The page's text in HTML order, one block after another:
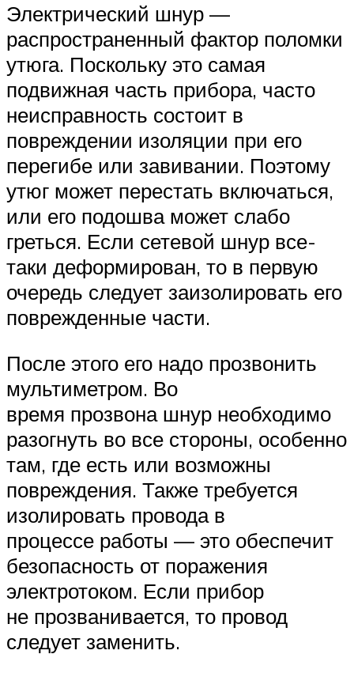
Электрический шнур —
распространенный фактор поломки
утюга. Поскольку это самая
подвижная часть прибора, часто
неисправность состоит в
повреждении изоляции при его
перегибе или завивании. Поэтому
утюг может перестать включаться,
или его подошва может слабо
греться. Если сетевой шнур все-
таки деформирован, то в первую
очередь следует заизолировать его
поврежденные части.
После этого его надо прозвонить
мультиметром. Во
время прозвона шнур необходимо
разогнуть во все стороны, особенно
там, где есть или возможны
повреждения. Также требуется
изолировать провода в
процессе работы — это обеспечит
безопасность от поражения
электротоком. Если прибор
не прозванивается, то провод
следует заменить.